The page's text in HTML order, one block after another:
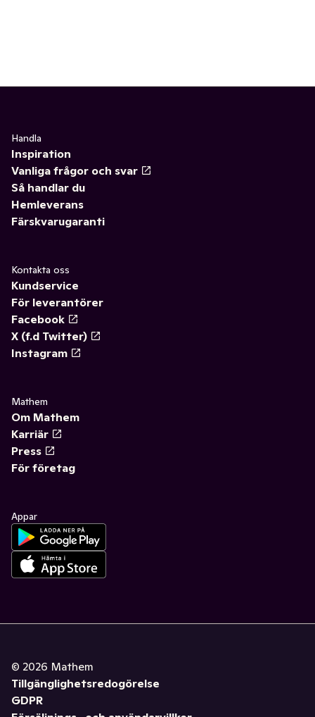
Handla
Inspiration
Vanliga frågor och svar
Så handlar du
Hemleverans
Färskvarugaranti
Kontakta oss
Kundservice
För leverantörer
Facebook
X (f.d Twitter)
Instagram
Mathem
Om Mathem
Karriär
Press
För företag
Appar
© 2026 Mathem
Tillgänglighetsredogörelse
GDPR